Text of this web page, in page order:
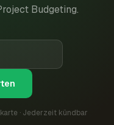
Budgeting.
· Jederzeit kündbar